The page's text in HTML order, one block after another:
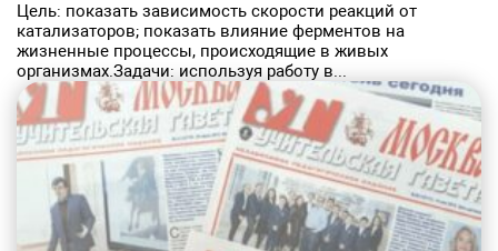
​Цель: показать зависимость скорости реакций от
катализаторов; показать влияние ферментов на
жизненные процессы, происходящие в живых
организмах.Задачи: используя работу в...